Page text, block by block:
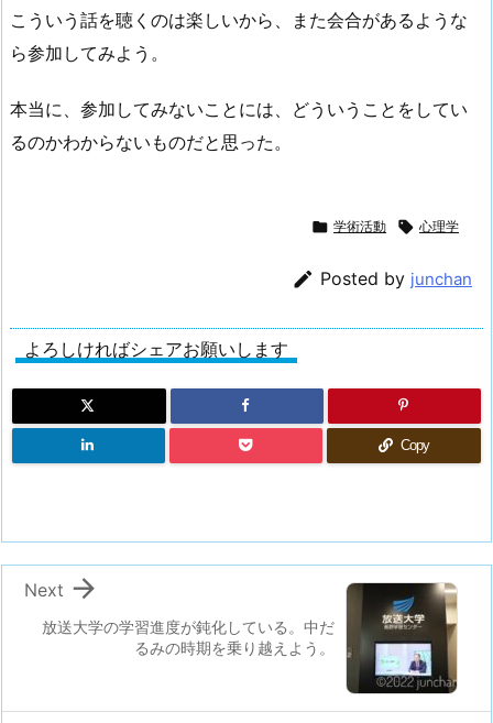
こういう話を聴くのは楽しいから、また会合があるような
ら参加してみよう。
本当に、参加してみないことには、どういうことをしてい
るのかわからないものだと思った。
 学術活動  心理学
 Posted by junchan
よろしければシェアお願いします
Copy
放送大学の学習進度が鈍化している。中だ
るみの時期を乗り越えよう。

Next